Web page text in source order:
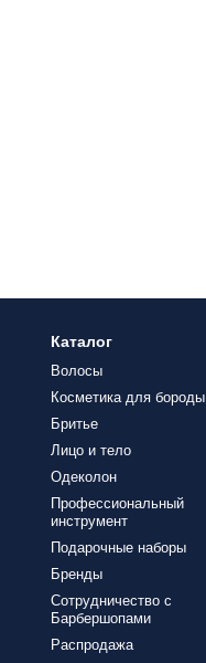
Каталог
Волосы
Косметика для бороды
Бритье
Лицо и тело
Одеколон
Профессиональный
инструмент
Подарочные наборы
Бренды
Сотрудничество с
Барбершопами
Распродажа